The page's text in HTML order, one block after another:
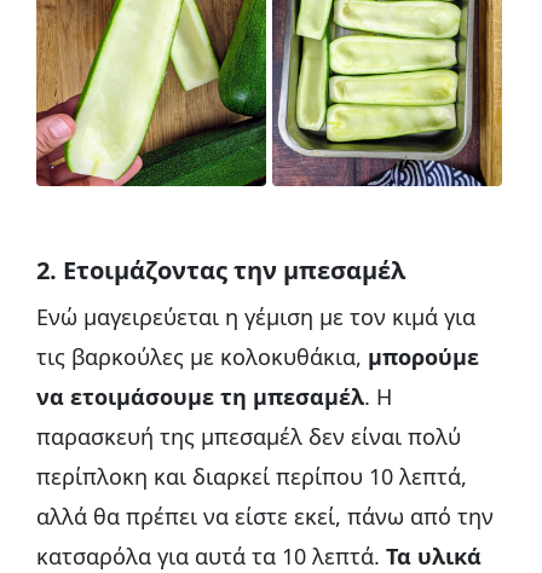
2. Ετοιμάζοντας την μπεσαμέλ
Ενώ μαγειρεύεται η γέμιση με τον κιμά για
τις βαρκούλες με κολοκυθάκια, μπορούμε
να ετοιμάσουμε τη μπεσαμέλ. Η
παρασκευή της μπεσαμέλ δεν είναι πολύ
περίπλοκη και διαρκεί περίπου 10 λεπτά,
αλλά θα πρέπει να είστε εκεί, πάνω από την
κατσαρόλα για αυτά τα 10 λεπτά. Τα υλικά